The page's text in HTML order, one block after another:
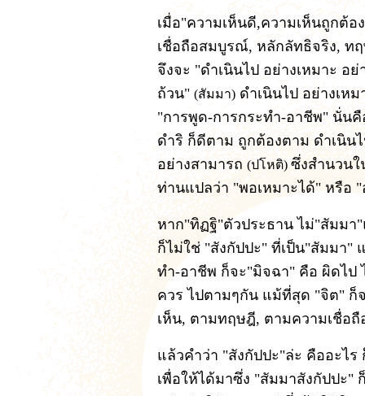
เมื่อ"ความเห็นดี,ความเห็นถูกต้
เชื่อถือสมบูรณ์, หลักลัทธิจริง, ท
จึงจะ "ดำเนินไป อย่างเหมาะ
ถ้วน" (สัมมา) ดำเนินไป อย่างเห
"การพูด-การกระทำ-อาชีพ" นั่น
ดำริ ก็ดีตาม ถูกต้องตาม ดำเนิน
อย่างสามารถ (ปโหติ) ซึ่งสำนวน
ท่านแปลว่า "พอเหมาะได้" หรือ
หาก"ทิฏฐิ"ตัวประธาน ไม่"สัมมา
ก็ไม่ใช่ "สังกัปปะ" ที่เป็น"สัมมา"
ทำ-อาชีพ ก็จะ"มิจฉา" คือ ผิดไป
ควร ไปตามๆกัน แม้ที่สุด "จิต" ก็
เห็น, ตามทฤษฎี, ตามความเชื่อ
แล้วคำว่า "สังกัปปะ"ล่ะ คืออะไ
เพื่อให้ได้มาซึ่ง "สัมมาสังกัปปะ"